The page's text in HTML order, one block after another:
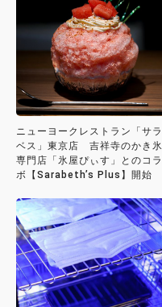
ニューヨークレストラン「サラ
ベス」東京店 吉祥寺のかき氷
専門店「氷屋ぴぃす」とのコラ
ボ【Sarabeth’s Plus】開始